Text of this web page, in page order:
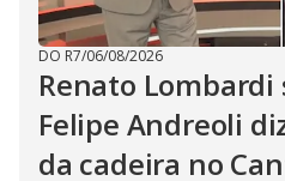
DO R7/06/08/2026
Renato Lombardi
Felipe Andreoli
da cadeira no